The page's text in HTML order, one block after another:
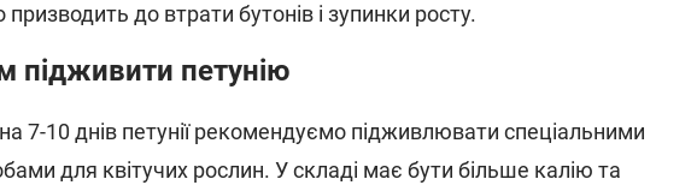
призводить до втрати бутонів і зупинки росту.
підживити петунію
7-10 днів петунії рекомендуємо підживлювати спеціальними
для квітучих рослин. У складі має бути більше калію та